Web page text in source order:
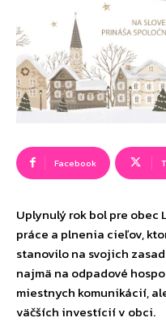
Facebook
Uplynulý rok bol pre obec
práce a plnenia cieľov,
stanovilo na svojich
najmä na odpadové
miestnych komunikácií,
väčších investícií v obci.